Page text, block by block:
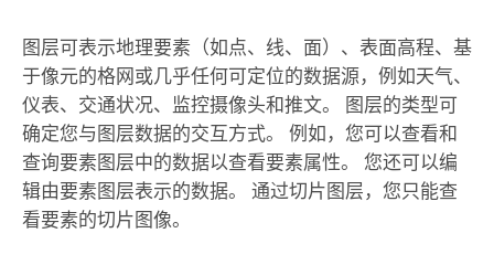
图层可表示地理要素（如点、线、面）、表面高程、基
于像元的格网或几乎任何可定位的数据源，例如天气、
仪表、交通状况、监控摄像头和推文。
图层的类型可
确定您与图层数据的交互方式。 例如，您可以查看和
查询要素图层中的数据以查看要素属性。 您还可以编
辑由要素图层表示的数据。 通过切片图层，您只能查
看要素的切片图像。